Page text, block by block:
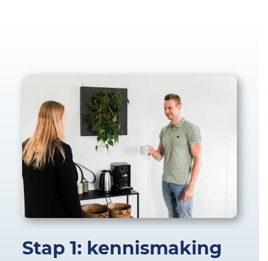
Stap 1: kennismaking